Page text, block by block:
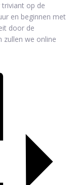
op de
en beginnen met
door de
zullen we online